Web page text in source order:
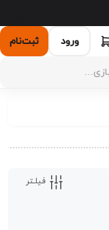
ورود ثبت‌نام
فیلـتر